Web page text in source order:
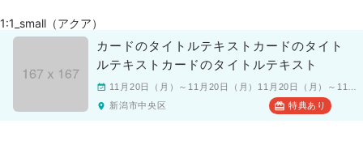
1:1_small（アクア）
カードのタイトルテキストカードのタイト
ルテキストカードのタイトルテキスト
新潟市中央区
特典あり